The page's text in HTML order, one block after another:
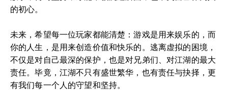
的初心。
未来，希望每一位玩家都能清楚：游戏是用来娱乐的，而
你的人生，是用来创造价值和快乐的。逃离虚拟的困境，
不仅是对自己最深的保护，也是对兄弟们、对江湖的最大
责任。毕竟，江湖不只有盛世繁华，也有责任与抉择，更
有我们每一个人的守望和坚持。